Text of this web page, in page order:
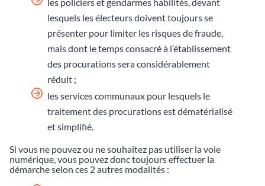
lesquels les électeurs doivent toujours se
présenter pour limiter les risques de fraude,
mais dont le temps consacré à l’établissement
des procurations sera considérablement
réduit ;
les services communaux pour lesquels le
traitement des procurations est dématérialisé
et simplifié.
Si vous ne pouvez ou ne souhaitez pas utiliser la voie
numérique, vous pouvez donc toujours effectuer la
démarche selon ces 2 autres modalités :